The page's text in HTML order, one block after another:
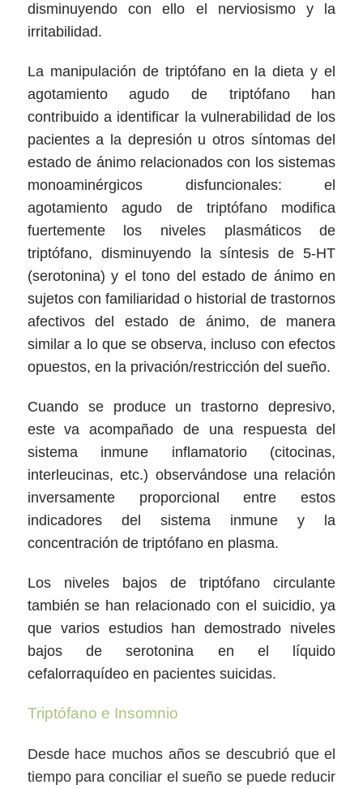
disminuyendo con ello el nerviosismo y la
irritabilidad.
La manipulación de triptófano en la dieta y el
agotamiento agudo de triptófano han
contribuido a identificar la vulnerabilidad de los
pacientes a la depresión u otros síntomas del
estado de ánimo relacionados con los sistemas
monoaminérgicos disfuncionales: el
agotamiento agudo de triptófano modifica
fuertemente los niveles plasmáticos de
triptófano, disminuyendo la síntesis de 5-HT
(serotonina) y el tono del estado de ánimo en
sujetos con familiaridad o historial de trastornos
afectivos del estado de ánimo, de manera
similar a lo que se observa, incluso con efectos
opuestos, en la privación/restricción del sueño.
Cuando se produce un trastorno depresivo,
este va acompañado de una respuesta del
sistema inmune inflamatorio (citocinas,
interleucinas, etc.) observándose una relación
inversamente proporcional entre estos
indicadores del sistema inmune y la
concentración de triptófano en plasma.
Los niveles bajos de triptófano circulante
también se han relacionado con el suicidio, ya
que varios estudios han demostrado niveles
bajos de serotonina en el líquido
cefalorraquídeo en pacientes suicidas.
Triptófano e Insomnio
Desde hace muchos años se descubrió que el
tiempo para conciliar el sueño se puede reducir